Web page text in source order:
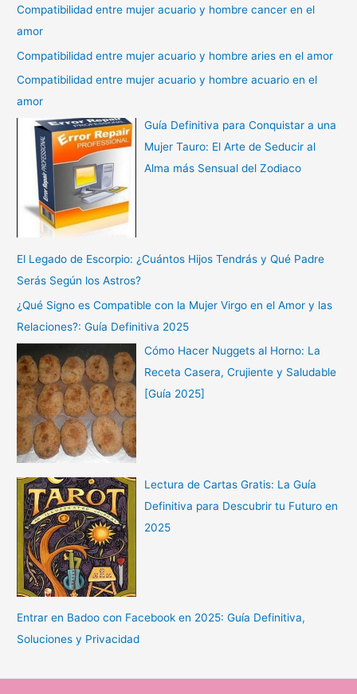
Compatibilidad entre mujer acuario y hombre cancer en el
amor
Compatibilidad entre mujer acuario y hombre aries en el amor
Compatibilidad entre mujer acuario y hombre acuario en el
amor
Guía Definitiva para Conquistar a una
Mujer Tauro: El Arte de Seducir al
Alma más Sensual del Zodiaco
El Legado de Escorpio: ¿Cuántos Hijos Tendrás y Qué Padre
Serás Según los Astros?
¿Qué Signo es Compatible con la Mujer Virgo en el Amor y las
Relaciones?: Guía Definitiva 2025
Cómo Hacer Nuggets al Horno: La
Receta Casera, Crujiente y Saludable
[Guía 2025]
Lectura de Cartas Gratis: La Guía
Definitiva para Descubrir tu Futuro en
2025
Entrar en Badoo con Facebook en 2025: Guía Definitiva,
Soluciones y Privacidad